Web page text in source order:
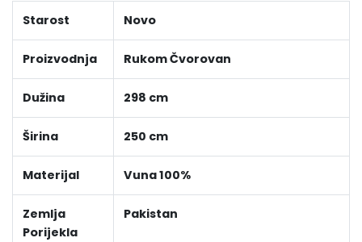
Starost Novo
Proizvodnja Rukom Čvorovan
Dužina 298 cm
Širina 250 cm
Materijal Vuna 100%
Zemlja
Porijekla
Pakistan